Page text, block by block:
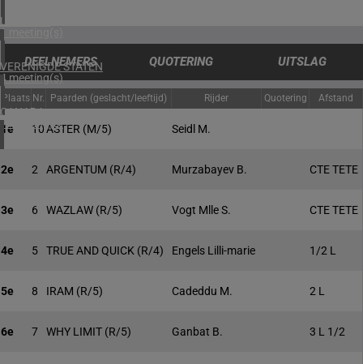
URUGUAY
1 meeting(s)
VERENIGDE STATEN
4 meeting(s)
CANADA
1 meeting(s)
DEELNEMERS QUOTERING UITSLAG
Plaats Nr. Paarden (geslacht/leeftijd) Rijder Quotering Afstand
1e 10ASTER (M/5) Seidl M.
2e 2 ARGENTUM (R/4) Murzabayev B. CTE TETE
3e 6 WAZLAW (R/5) Vogt Mlle S. CTE TETE
4e 5 TRUE AND QUICK (R/4) Engels Lilli-marie 1/2 L
5e 8 IRAM (R/5) Cadeddu M. 2 L
6e 7 WHY LIMIT (R/5) Ganbat B. 3 L 1/2